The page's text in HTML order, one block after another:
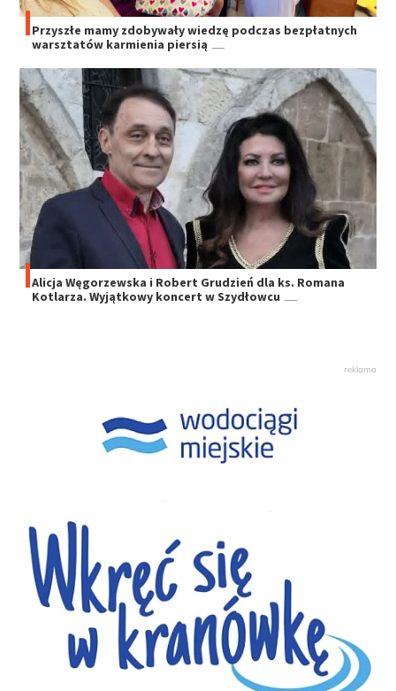
Przyszłe mamy zdobywały wiedzę podczas bezpłatnych
warsztatów karmienia piersią
Alicja Węgorzewska i Robert Grudzień dla ks. Romana
Kotlarza. Wyjątkowy koncert w Szydłowcu